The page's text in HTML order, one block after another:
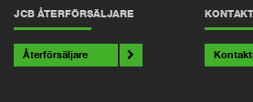
JCB ÅTERFÖRSÄLJARE
Återförsäljare